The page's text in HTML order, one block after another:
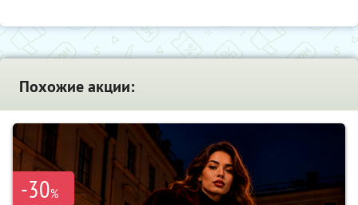
Похожие акции:
-30%